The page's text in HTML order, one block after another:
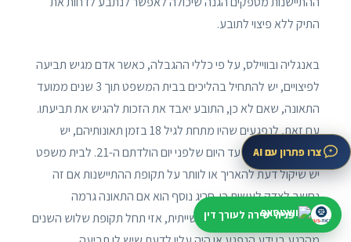
התיק ללא פיצוי לתובע.
באנגליה ובוויילס, על פי כללי ההגבלה, כאשר אדם מגיש תביעה
לפיצויים, יש להתחיל בהליכים בבית המשפט תוך 3 שנים ממועד
התאונה, שאם לא כן, התובע יאבד את הזכות להגיש את תביעתו.
עם זאת, לנפגעים שהיו מתחת לגיל 18 בזמן תאונותיהם, יש
להתחיל בהליכים עד היום שלפני יום הולדתם ה-21. לבית משפט
יש שיקול דעת להאריך או לוותר על תקופת ההתיישנות אם זה
נחשב לצדק לעשות כן. חריג נוסף הוא אם התאונה גרמה
לפציעה, למשל חירשות תעשייתית, אזי תחל תקופת שלוש השנים
צרו פתרון עם AI
פניה ישירה לעורך דין